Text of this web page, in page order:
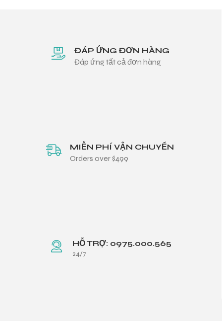
ĐÁP ỨNG ĐƠN HÀNG
Đáp ứng tất cả đơn hàng
MIỄN PHÍ VẬN CHUYỂN
Orders over $499
HỖ TRỢ: 0975.000.565
24/7